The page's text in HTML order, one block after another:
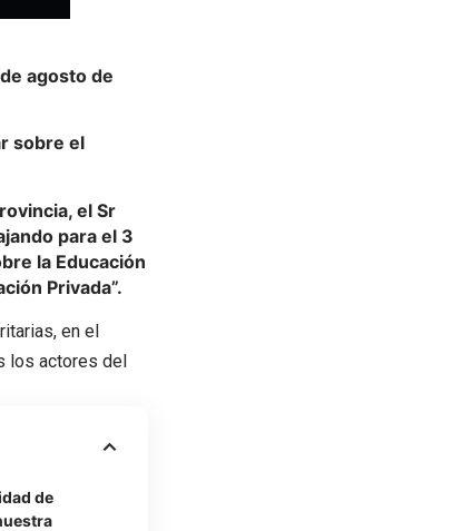
agostode
sobre el
el Sr
para el 3
la Educación
Privada”.
en el
los actores del
de